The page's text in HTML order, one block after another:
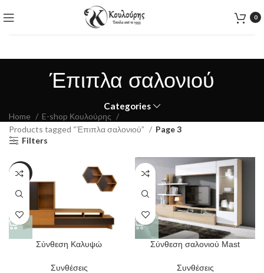
0
Έπιπλα σαλονιού
Categories
Home
E-shop Κουλούρης
Products tagged “Έπιπλα σαλονιού”
Page 3
Filters
-26%
Σύνθεση Καλυψώ
Συνθέσεις
Σύνθεση σαλονιού Mast
Συνθέσεις